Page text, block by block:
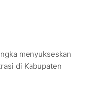
menyukseskan
di Kabupaten